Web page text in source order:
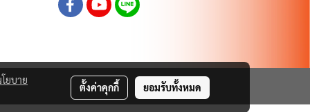
ยบาย
ตั้งค่าคุกกี้ ยอมรับทั้งหมด